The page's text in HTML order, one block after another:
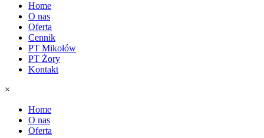
Home
O nas
Oferta
Cennik
PT Mikołów
PT Żory
Kontakt
×
Home
O nas
Oferta